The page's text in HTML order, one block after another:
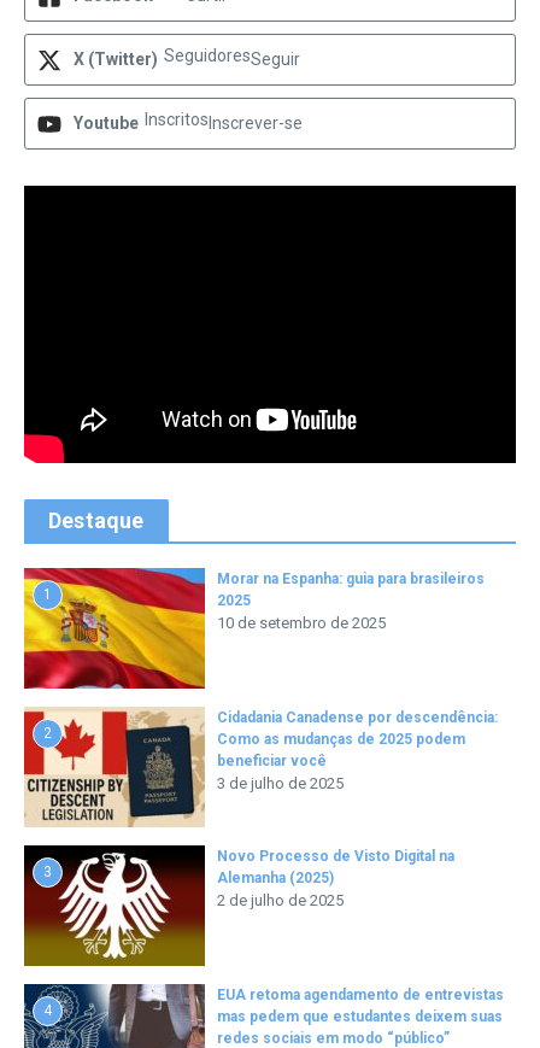
X (Twitter) SeguidoresSeguir
Youtube Inscritos Inscrever-se
Destaque
1
Morar na Espanha: guia para brasileiros
2025
10 de setembro de 2025
2
Cidadania Canadense por descendência:
Como as mudanças de 2025 podem
beneficiar você
3 de julho de 2025
3
Novo Processo de Visto Digital na
Alemanha (2025)
2 de julho de 2025
4
EUA retoma agendamento de entrevistas
mas pedem que estudantes deixem suas
redes sociais em modo “público”